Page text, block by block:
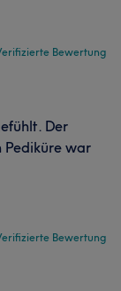
Bewertung
Der
Pediküre war
Bewertung